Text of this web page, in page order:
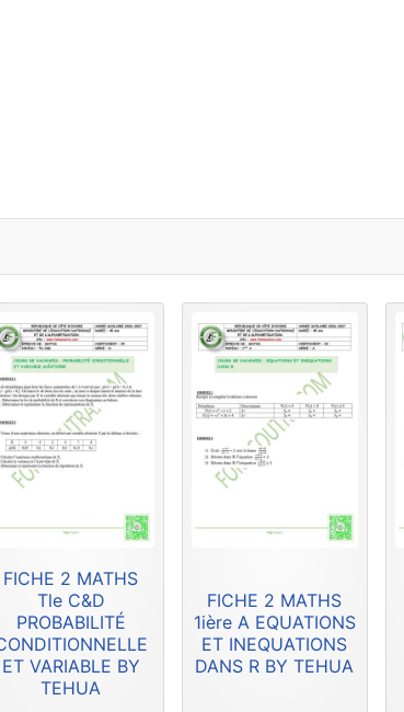
FICHE 2 MATHS
Tle C&D
PROBABILITÉ
ET VARIABLE BY
TEHUA
FICHE 2 MATHS
1ière A EQUATIONS
ET INEQUATIONS
DANS R BY TEHUA